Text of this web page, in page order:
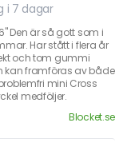
i 7 dagar
Den är så gott som i
Har stått i flera år
och tom gummi
kan framföras av både
mini Cross
medföljer.
Blocket.se